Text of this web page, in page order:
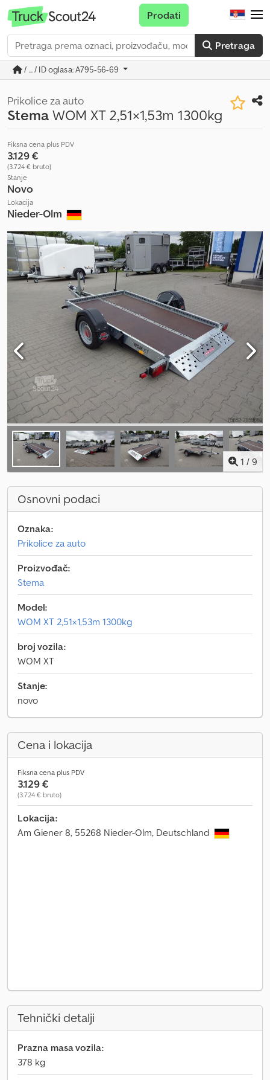
Pretraga
Prodati
/ ... / ID oglasa: A795-56-69
Prikolice za auto
StemaWOM XT 2,51×1,53m 1300kg
Fiksna cena plus PDV
3.129 €
(3.724 € bruto)
Stanje
Novo
Lokacija
Nieder-Olm
1 / 9
Osnovni podaci
Oznaka:
Prikolice za auto
Proizvođač:
Stema
Model:
WOM XT 2,51×1,53m 1300kg
broj vozila:
WOM XT
Stanje:
novo
Cena i lokacija
Fiksna cena plus PDV
3.129 €
(3.724 € bruto)
Lokacija:
Am Giener 8, 55268 Nieder-Olm, Deutschland
Tehnički detalji
Prazna masa vozila:
378 kg